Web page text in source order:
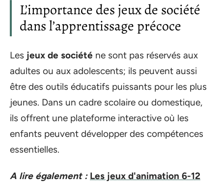
L’importance des jeux de société
dans l’apprentissage précoce
Les jeux de société ne sont pas réservés aux
adultes ou aux adolescents; ils peuvent aussi
être des outils éducatifs puissants pour les plus
jeunes. Dans un cadre scolaire ou domestique,
ils offrent une plateforme interactive où les
enfants peuvent développer des compétences
essentielles.
A lire également : Les jeux d'animation 6-12